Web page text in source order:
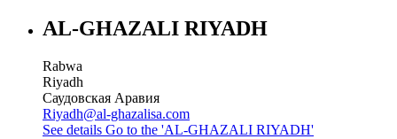
AL-GHAZALI RIYADH
Rabwa
Riyadh
Саудовская Аравия
Riyadh@al-ghazalisa.com
See details Go to the 'AL-GHAZALI RIYADH'